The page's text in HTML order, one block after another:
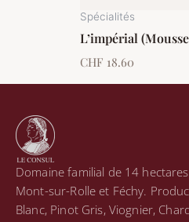
Spécialités
L’impérial
CHF 18.60
Domaine familial de 14
Mont-sur-Rolle et Féchy.
Blanc, Pinot Gris, Viognier,